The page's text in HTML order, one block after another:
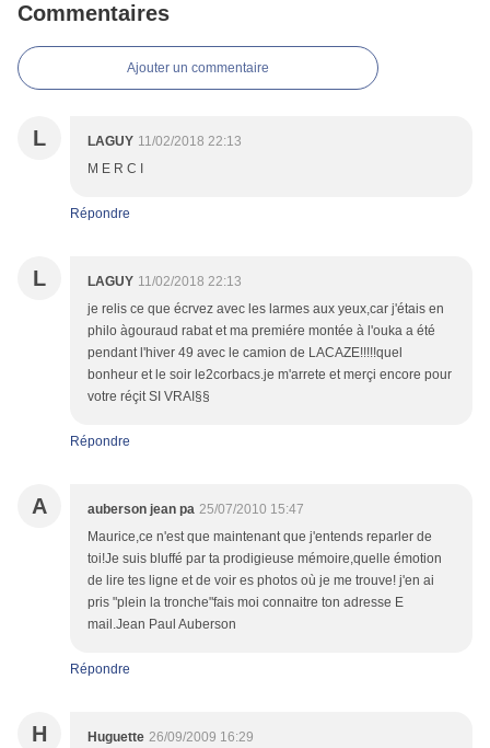
Commentaires
Ajouter un commentaire
L LAGUY 11/02/2018 22:13
M E R C I
Répondre
L LAGUY 11/02/2018 22:13
je relis ce que écrvez avec les larmes aux yeux,car j'étais en
philo àgouraud rabat et ma premiére montée à l'ouka a été
pendant l'hiver 49 avec le camion de LACAZE!!!!!quel
bonheur et le soir le2corbacs.je m'arrete et merçi encore pour
votre réçit SI VRAI§§
Répondre
A auberson jean pa 25/07/2010 15:47
Maurice,ce n'est que maintenant que j'entends reparler de
toi!Je suis bluffé par ta prodigieuse mémoire,quelle émotion
de lire tes ligne et de voir es photos où je me trouve! j'en ai
pris "plein la tronche"fais moi connaitre ton adresse E
mail.Jean Paul Auberson
Répondre
H Huguette 26/09/2009 16:29